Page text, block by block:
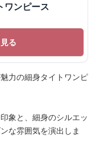
ワンピース
る
力の細身タイトワンピ
象と、細身のシルエッ
な雰囲気を演出しま